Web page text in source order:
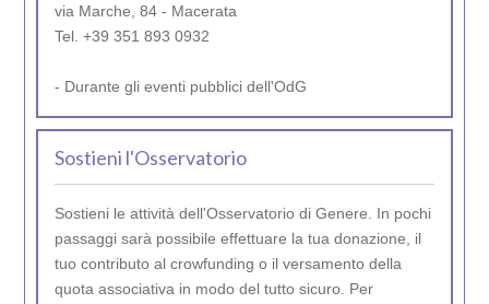
via Marche, 84 - Macerata
Tel. +39 351 893 0932
- Durante gli eventi pubblici dell'OdG
Sostieni l'Osservatorio
Sostieni le attività dell'Osservatorio di Genere. In pochi
passaggi sarà possibile effettuare la tua donazione, il
tuo contributo al crowfunding o il versamento della
quota associativa in modo del tutto sicuro. Per